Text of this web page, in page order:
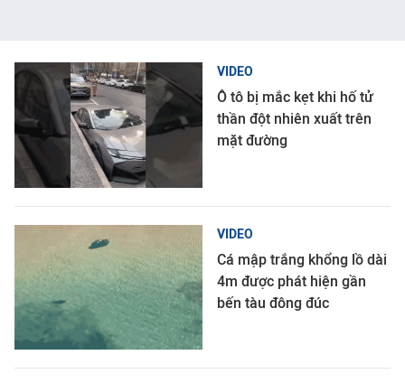
VIDEO
Ô tô bị mắc kẹt khi hố tử
thần đột nhiên xuất trên
mặt đường
VIDEO
Cá mập trắng khổng lồ dài
4m được phát hiện gần
bến tàu đông đúc